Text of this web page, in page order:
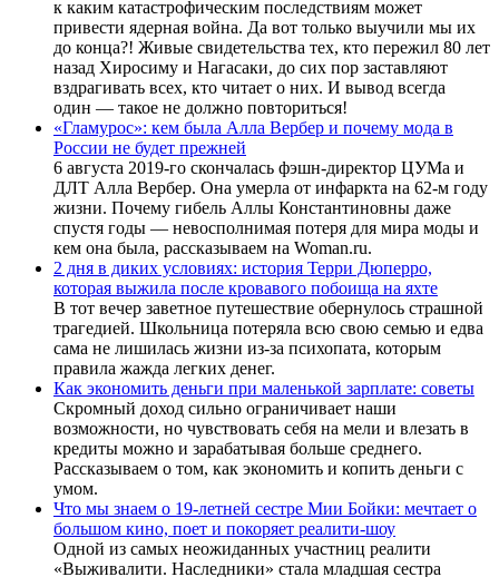
к каким катастрофическим последствиям может
привести ядерная война. Да вот только выучили мы их
до конца?! Живые свидетельства тех, кто пережил 80 лет
назад Хиросиму и Нагасаки, до сих пор заставляют
вздрагивать всех, кто читает о них. И вывод всегда
один — такое не должно повториться!
«Гламурос»: кем была Алла Вербер и почему мода в
России не будет прежней
6 августа 2019-го скончалась фэшн-директор ЦУМа и
ДЛТ Алла Вербер. Она умерла от инфаркта на 62-м году
жизни. Почему гибель Аллы Константиновны даже
спустя годы — невосполнимая потеря для мира моды и
кем она была, рассказываем на Woman.ru.
2 дня в диких условиях: история Терри Дюперро,
которая выжила после кровавого побоища на яхте
В тот вечер заветное путешествие обернулось страшной
трагедией. Школьница потеряла всю свою семью и едва
сама не лишилась жизни из-за психопата, которым
правила жажда легких денег.
Как экономить деньги при маленькой зарплате: советы
Скромный доход сильно ограничивает наши
возможности, но чувствовать себя на мели и влезать в
кредиты можно и зарабатывая больше среднего.
Рассказываем о том, как экономить и копить деньги с
умом.
Что мы знаем о 19-летней сестре Мии Бойки: мечтает о
большом кино, поет и покоряет реалити-шоу
Одной из самых неожиданных участниц реалити
«Выживалити. Наследники» стала младшая сестра